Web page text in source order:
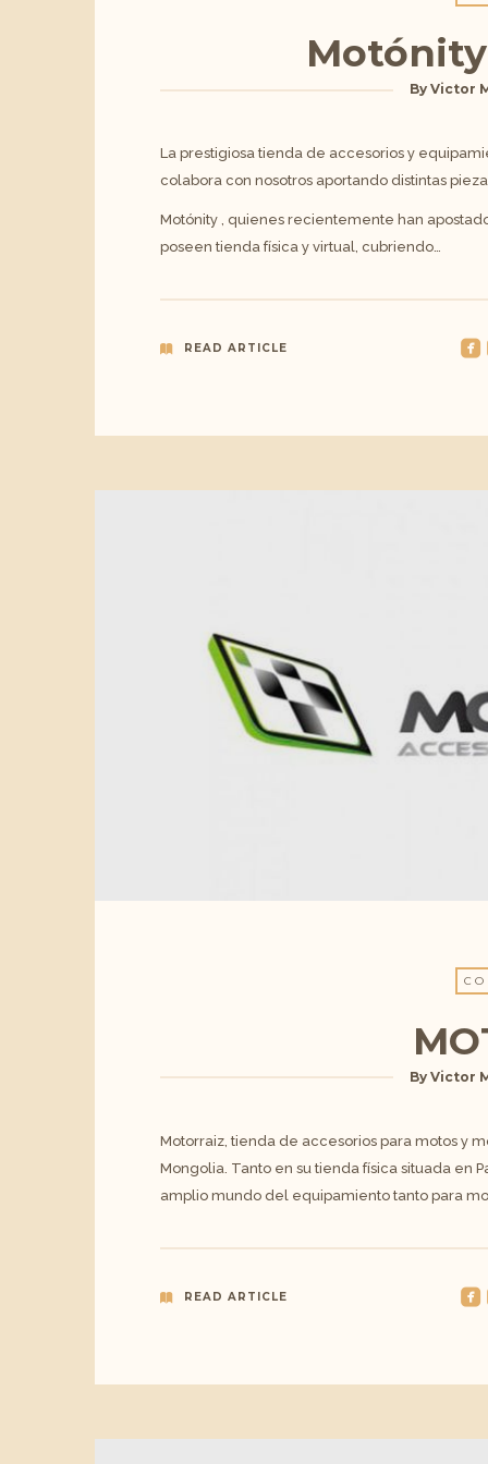
By Victor
La prestigiosa tienda de accesorios y
colabora con nosotros aportando distintas
Motónity , quienes recientemente han
poseen tienda física y virtual, cubriendo…
READ ARTICLE roundedfacebook
By Victor
Motorraiz, tienda de accesorios para motos y
Mongolia. Tanto en su tienda física situada en
amplio mundo del equipamiento tanto para
READ ARTICLE roundedfacebook